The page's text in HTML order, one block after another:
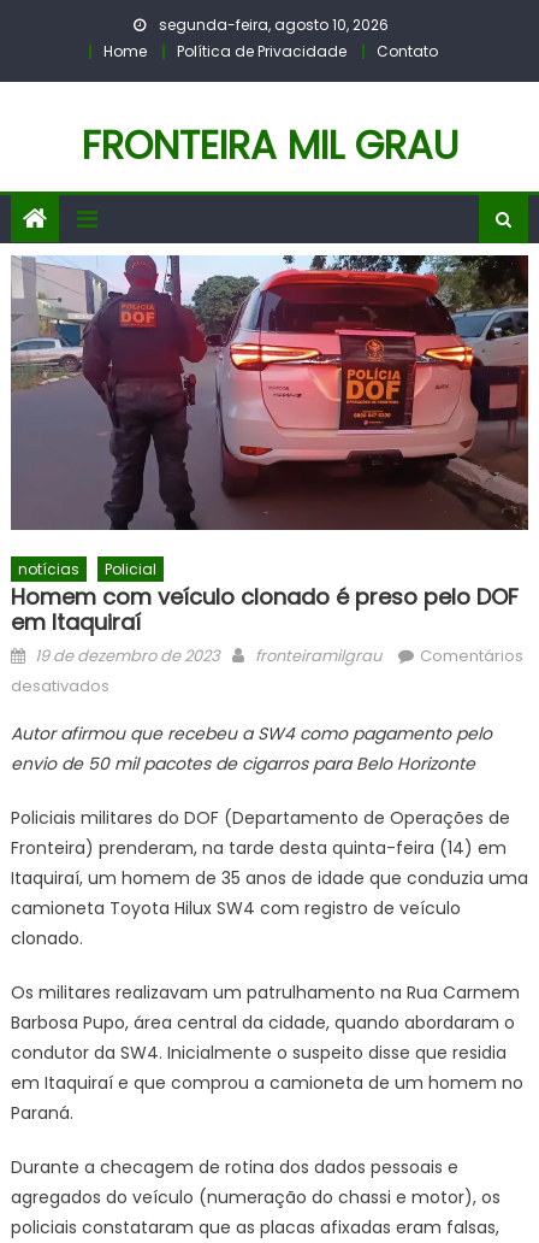
segunda-feira, agosto 10, 2026
Home
Política de Privacidade Contato
FRONTEIRA MIL GRAU
notícias Policial
Homem com veículo clonado é preso pelo DOF
em Itaquiraí
Posted
on
19 de dezembro de 2023 Author
fronteiramilgrau
Comentários
desativadosem
com
veículo
é
preso
pelo
DOF
Autor afirmou que recebeu a SW4 como pagamento pelo
envio de 50 mil pacotes de cigarros para Belo Horizonte
Policiais militares do DOF (Departamento de Operações de
Fronteira) prenderam, na tarde desta quinta-feira (14) em
Itaquiraí, um homem de 35 anos de idade que conduzia uma
camioneta Toyota Hilux SW4 com registro de veículo
clonado.
Os militares realizavam um patrulhamento na Rua Carmem
Barbosa Pupo, área central da cidade, quando abordaram o
condutor da SW4. Inicialmente o suspeito disse que residia
em Itaquiraí e que comprou a camioneta de um homem no
Paraná.
Durante a checagem de rotina dos dados pessoais e
agregados do veículo (numeração do chassi e motor), os
policiais constataram que as placas afixadas eram falsas,